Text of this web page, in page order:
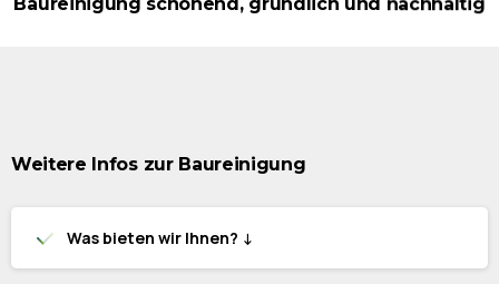
Weitere Infos zur Baureinigung
Was bieten wir Ihnen? ↓